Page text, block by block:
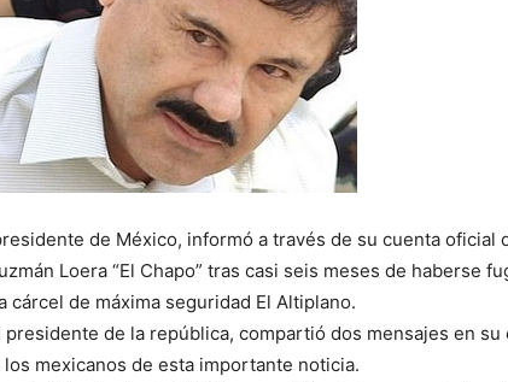
de México, informó a través de su cuenta oficial
Loera “El Chapo” tras casi seis meses de haberse
cárcel de máxima seguridad El Altiplano.
presidente de la república, compartió dos mensajes en
mexicanos de esta importante noticia.